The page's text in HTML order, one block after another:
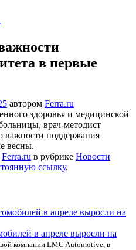
в первые
автором Ferra.ru
здоровья и медицинской
врач-методист
важности поддержания
весны.
Ferra.ru в рубрике Новости
ссылку.
в апреле выросли на
компании LMC Automotive, в